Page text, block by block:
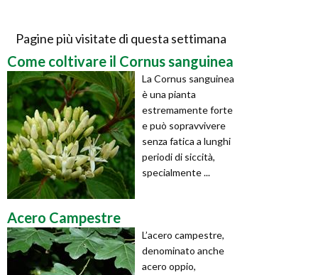
Pagine più visitate di questa settimana
Come coltivare il Cornus sanguinea
La Cornus sanguinea
è una pianta
estremamente forte
e può sopravvivere
senza fatica a lunghi
periodi di siccità,
specialmente ...
Acero Campestre
L’acero campestre,
denominato anche
acero oppio,